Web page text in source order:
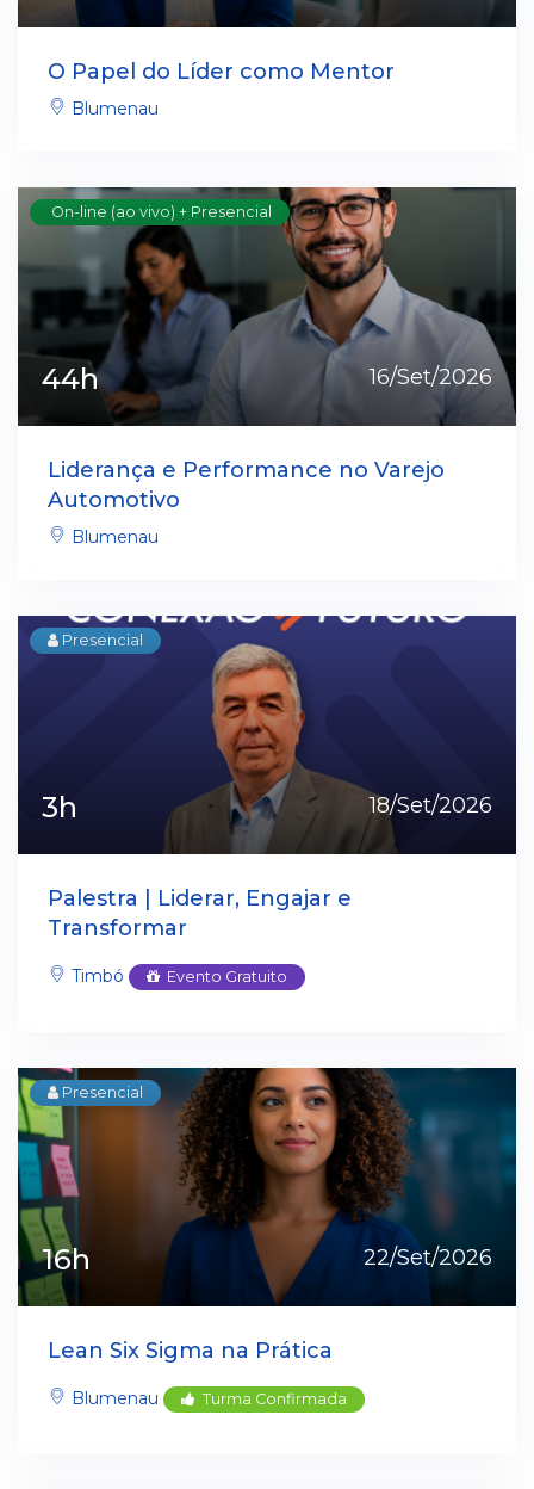
O Papel do Líder como Mentor
Blumenau
On-line (ao vivo) + Presencial
44h 16/Set/2026
Liderança e Performance no Varejo
Automotivo
Blumenau
Presencial
3h 18/Set/2026
Palestra | Liderar, Engajar e
Transformar
Timbó Evento Gratuito
Presencial
16h 22/Set/2026
Lean Six Sigma na Prática
Blumenau Turma Confirmada